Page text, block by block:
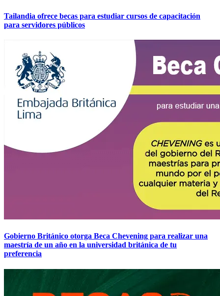
Tailandia ofrece becas para estudiar cursos de capacitación
para servidores públicos
Gobierno Británico otorga Beca Chevening para realizar una
maestría de un año en la universidad británica de tu
preferencia